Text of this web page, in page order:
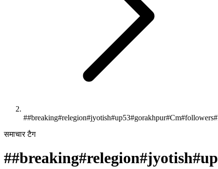
समाचार टैग
#